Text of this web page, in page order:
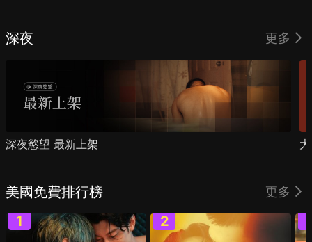
深夜 更多
深夜慾望 最新上架
美國免費排行榜 更多